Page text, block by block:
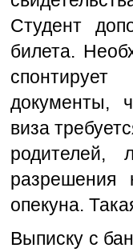
Студент
билета.
документы,
виза
родителей,
разрешения
опекуна.
Выписку с